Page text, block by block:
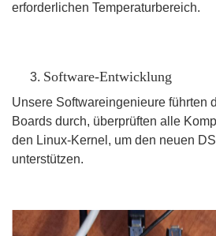
erforderlichen Temperaturbereich.
Software-Entwicklung
Unsere Softwareingenieure führten
Boards durch, überprüften alle
den Linux-Kernel, um den neuen
unterstützen.